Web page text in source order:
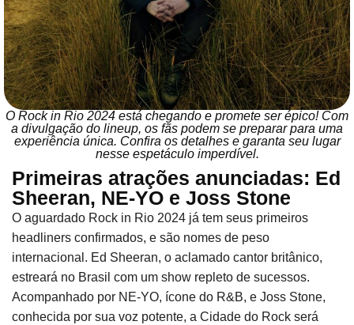
O Rock in Rio 2024 está chegando e promete ser épico! Com
a divulgação do lineup, os fãs podem se preparar para uma
experiência única. Confira os detalhes e garanta seu lugar
nesse espetáculo imperdível.
Primeiras atrações anunciadas: Ed
Sheeran, NE-YO e Joss Stone
O aguardado Rock in Rio 2024 já tem seus primeiros
headliners confirmados, e são nomes de peso
internacional. Ed Sheeran, o aclamado cantor britânico,
estreará no Brasil com um show repleto de sucessos.
Acompanhado por NE-YO, ícone do R&B, e Joss Stone,
conhecida por sua voz potente, a Cidade do Rock será